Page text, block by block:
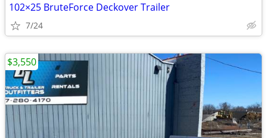
102×25 BruteForce Deckover Trailer
7/24
$3,550